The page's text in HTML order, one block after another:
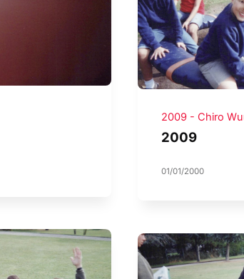
2009 - Chiro
2009
01/01/2000